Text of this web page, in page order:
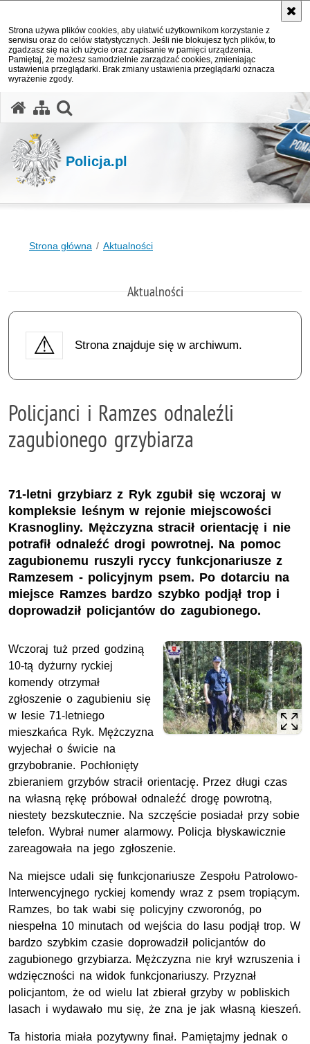
Strona używa plików cookies, aby ułatwić użytkownikom korzystanie z
serwisu oraz do celów statystycznych. Jeśli nie blokujesz tych plików, to
zgadzasz się na ich użycie oraz zapisanie w pamięci urządzenia.
Pamiętaj, że możesz samodzielnie zarządzać cookies, zmieniając
ustawienia przeglądarki. Brak zmiany ustawienia przeglądarki oznacza
wyrażenie zgody.
Policja.pl
Strona główna Aktualności
Aktualności
Strona znajduje się w archiwum.
Policjanci i Ramzes odnaleźli
zagubionego grzybiarza
71-letni grzybiarz z Ryk zgubił się wczoraj w
kompleksie leśnym w rejonie miejscowości
Krasnogliny. Mężczyzna stracił orientację i nie
potrafił odnaleźć drogi powrotnej. Na pomoc
zagubionemu ruszyli ryccy funkcjonariusze z
Ramzesem - policyjnym psem. Po dotarciu na
miejsce Ramzes bardzo szybko podjął trop i
doprowadził policjantów do zagubionego.
Wczoraj tuż przed godziną
10-tą dyżurny ryckiej
komendy otrzymał
zgłoszenie o zagubieniu się
w lesie 71-letniego
mieszkańca Ryk. Mężczyzna
wyjechał o świcie na
grzybobranie. Pochłonięty
zbieraniem grzybów stracił orientację. Przez długi czas
na własną rękę próbował odnaleźć drogę powrotną,
niestety bezskutecznie. Na szczęście posiadał przy sobie
telefon. Wybrał numer alarmowy. Policja błyskawicznie
zareagowała na jego zgłoszenie.
Na miejsce udali się funkcjonariusze Zespołu Patrolowo-
Interwencyjnego ryckiej komendy wraz z psem tropiącym.
Ramzes, bo tak wabi się policyjny czworonóg, po
niespełna 10 minutach od wejścia do lasu podjął trop. W
bardzo szybkim czasie doprowadził policjantów do
zagubionego grzybiarza. Mężczyzna nie krył wzruszenia i
wdzięczności na widok funkcjonariuszy. Przyznał
policjantom, że od wielu lat zbierał grzyby w pobliskich
lasach i wydawało mu się, że zna je jak własną kieszeń.
Ta historia miała pozytywny finał. Pamiętajmy jednak o